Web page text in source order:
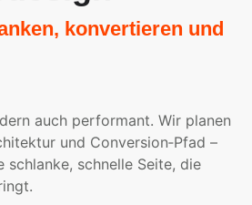
konvertieren und
auch performant. Wir planen
und Conversion‑Pfad –
schlanke, schnelle Seite, die